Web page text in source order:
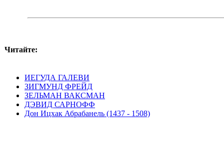
Читайте:
ИЕГУДА ГАЛЕВИ
ЗИГМУНД ФРЕЙД
ЗЕЛЬМАН ВАКСМАН
ДЭВИД САРНОФФ
Дон Ицхак Абрабанель (1437 - 1508)